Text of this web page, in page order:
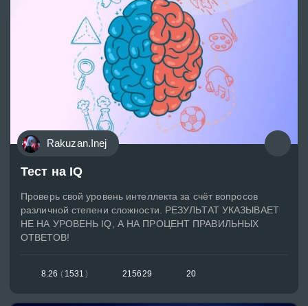
Rakuzan.Inej
Тест на IQ
Проверь свой уровень интеллекта за счёт вопросов
различной степени сложности. РЕЗУЛЬТАТ УКАЗЫВАЕТ
НЕ НА УРОВЕНЬ IQ, А НА ПРОЦЕНТ ПРАВИЛЬНЫХ
ОТВЕТОВ!
8.26 ( 1531 ) 215629 20